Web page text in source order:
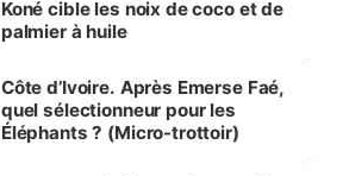
Koné cible les noix de coco et de
palmier à huile
Côte d’Ivoire. Après Emerse Faé,
quel sélectionneur pour les
Éléphants ? (Micro-trottoir)